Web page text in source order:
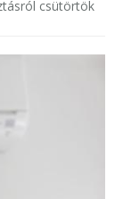
csütörtök